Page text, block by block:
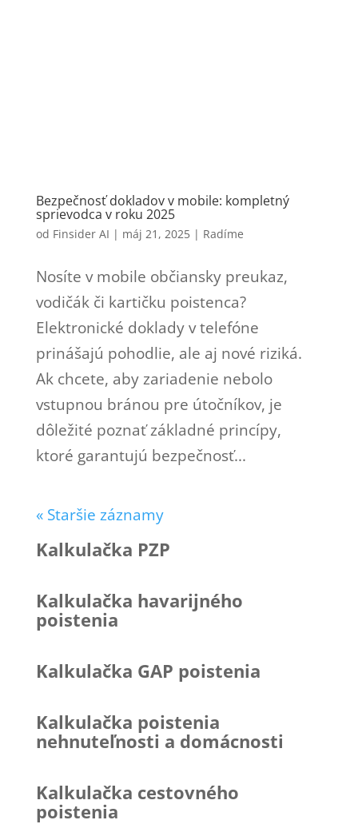
Bezpečnosť dokladov v mobile: kompletný
sprievodca v roku 2025
od Finsider AI | máj 21, 2025| Radíme
Nosíte v mobile občiansky preukaz,
vodičák či kartičku poistenca?
Elektronické doklady v telefóne
prinášajú pohodlie, ale aj nové riziká.
Ak chcete, aby zariadenie nebolo
vstupnou bránou pre útočníkov, je
dôležité poznať základné princípy,
ktoré garantujú bezpečnosť...
« Staršie záznamy
Kalkulačka PZP
Kalkulačka havarijného
poistenia
Kalkulačka GAP poistenia
Kalkulačka poistenia
nehnuteľnosti a domácnosti
Kalkulačka cestovného
poistenia